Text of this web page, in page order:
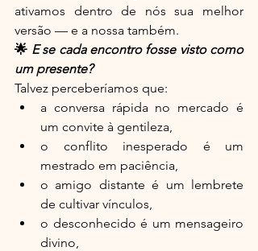
ativamos dentro de nós sua melhor
versão — e a nossa também.
🌟 E se cada encontro fosse visto como
um presente?
Talvez perceberíamos que:
a conversa rápida no mercado é
um convite à gentileza,
o conflito inesperado é um
mestrado em paciência,
o amigo distante é um lembrete
de cultivar vínculos,
o desconhecido é um mensageiro
divino,